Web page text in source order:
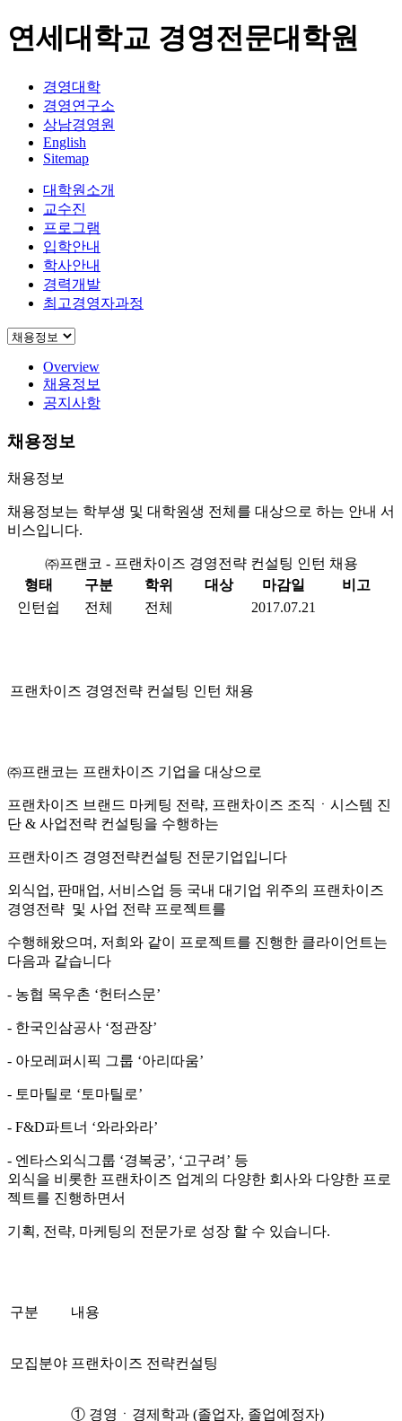
연세대학교 경영전문대학원
경영대학
경영연구소
상남경영원
English
Sitemap
대학원소개
교수진
프로그램
입학안내
학사안내
경력개발
최고경영자과정
Overview
채용정보
공지사항
채용정보
채용정보
채용정보는 학부생 및 대학원생 전체를 대상으로 하는 안내 서
비스입니다.
㈜프랜코 - 프랜차이즈 경영전략 컨설팅 인턴 채용
형태
구분 학위 대상 마감일
비고
인턴쉽
전체 전체 2017.07.21
프랜차이즈 경영전략 컨설팅 인턴 채용
㈜프랜코는 프랜차이즈 기업을 대상으로
프랜차이즈 브랜드 마케팅 전략, 프랜차이즈 조직 ㆍ 시스템 진
단 & 사업전략 컨설팅을 수행하는
프랜차이즈 경영전략컨설팅 전문기업입니다
외식업, 판매업, 서비스업 등 국내 대기업 위주의 프랜차이즈
경영전략 및 사업 전략 프로젝트를
수행해왔으며 , 저희와 같이 프로젝트를 진행한 클라이언트는
다음과 같습니다
- 농협 목우촌 ‘헌터스문’
- 한국인삼공사 ‘정관장’
- 아모레퍼시픽 그룹 ‘아리따움’
- 토마틸로 ‘ 토마틸로’
- F&D파트너 ‘와라와라’
- 엔타스외식그룹 ‘경복궁’, ‘고구려 ’ 등
외식을 비롯한 프랜차이즈 업계의 다양한 회사와 다양한 프로
젝트를 진행하면서
기획, 전략, 마케팅의 전문가로 성장 할 수 있습니다.
구분 내용
모집분야 프랜차이즈 전략컨설팅
① 경영 ㆍ 경제학과 (졸업자, 졸업예정자)